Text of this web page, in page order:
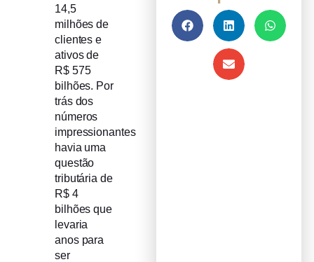
14,5
milhões de
clientes e
ativos de
R$ 575
bilhões. Por
trás dos
números
impressionantes
havia uma
questão
tributária de
R$ 4
bilhões que
levaria
anos para
ser